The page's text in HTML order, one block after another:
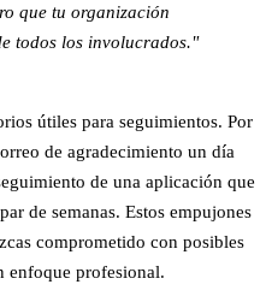
que tu organización
todos los involucrados."
útiles para seguimientos. Por
de agradecimiento un día
de una aplicación que
de semanas. Estos empujones
comprometido con posibles
enfoque profesional.